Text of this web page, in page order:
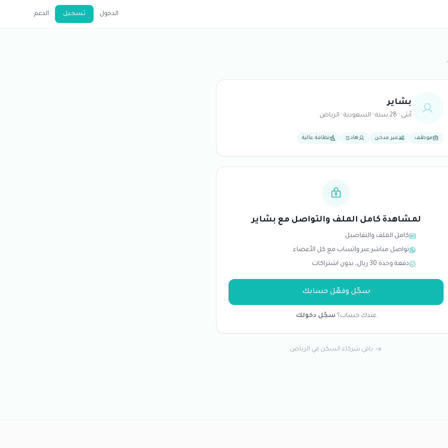
الدخول تسجيل الدعم
بشاير
أنثى · 28 سنة · السعودية · الرياض
موظف غير مدخن هادئ نظافة عالية
لمشاهدة كامل الملف والتواصل مع بشاير
كامل الملف والتفاصيل
تواصل مباشر عبر واتساب مع كل الأعضاء
دفعة وحدة 30 ريال، بدون اشتراكات
سجّل وفعّل حسابك
عندك حساب؟ سجّل دخولك
باقي شركاء السكن في الرياض